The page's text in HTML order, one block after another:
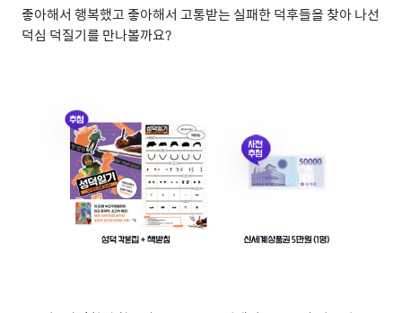
좋아해서 행복했고 좋아해서 고통받는 실패한 덕후들을 찾아 나선
덕심 덕질기를 만나볼까요?